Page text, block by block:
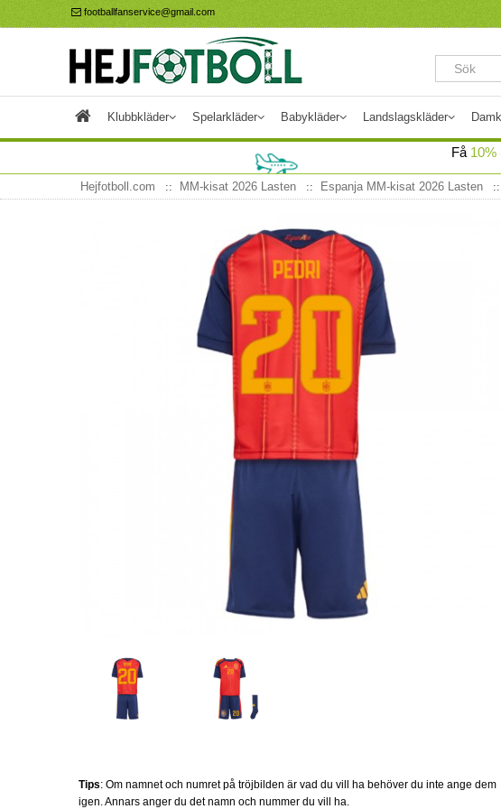
footballfanservice@gmail.com
Klubbkläder Spelarkläder Babykläder Landslagskläder
Få 10%
Hejfotboll.com MM-kisat 2026 Lasten Espanja MM-kisat 2026 Lasten
Tips: Om namnet och numret på tröjbilden är vad du vill ha behöver du inte ange dem
igen. Annars anger du det namn och nummer du vill ha.